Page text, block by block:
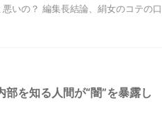
いの？ 編集長結論、絹女のコテの口
を知る人間が“闇”を暴露し